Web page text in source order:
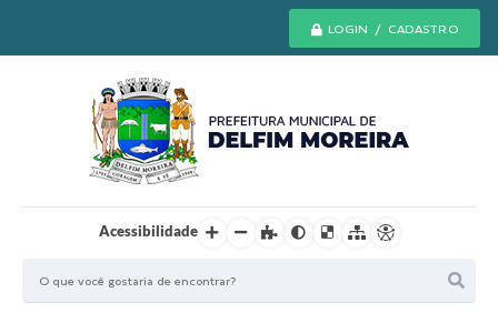
LOGIN / CADASTRO
Acessibilidade